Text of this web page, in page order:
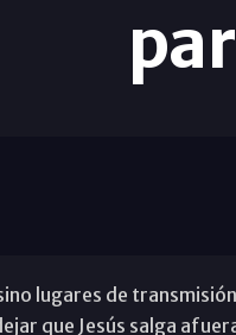
lugares de
que Jesús salga